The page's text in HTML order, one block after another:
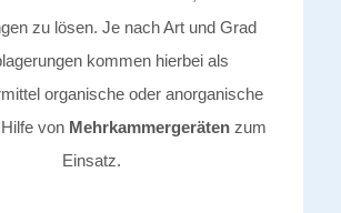
zu lösen. Je nach Art und Grad
kommen hierbei als
organische oder anorganische
von Mehrkammergerätenzum
Einsatz.